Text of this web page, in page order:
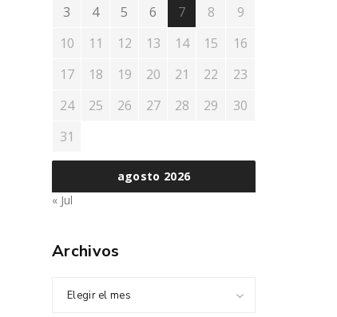
agosto 2026
3
4 5 6 7 8
9
10
11 12 13 14 15
16
17
18 19 20 21 22
23
24
25 26 27 28 29
30
31
« Jul
Archivos
Elegir el mes